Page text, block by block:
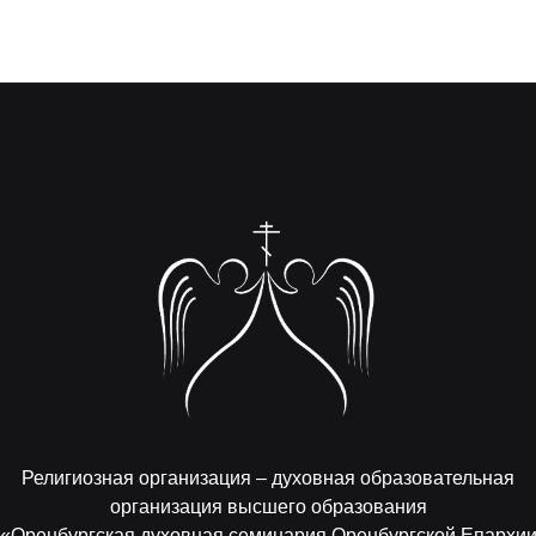
Религиозная организация – духовная образовательная
организация высшего образования